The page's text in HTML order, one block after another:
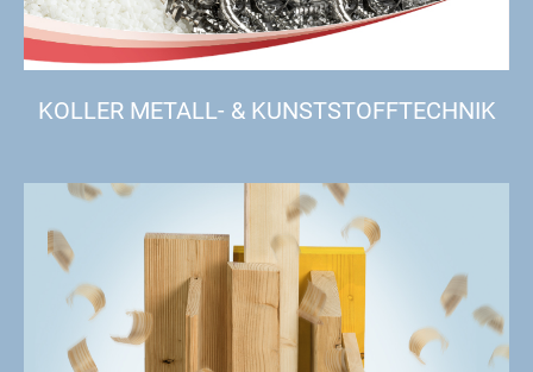
KOLLER METALL- & KUNSTSTOFFTECHNIK